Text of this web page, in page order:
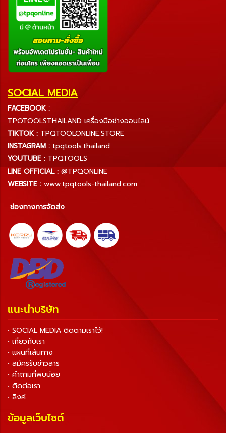
SOCIAL MEDIA
FACEBOOK :
TPQTOOLSTHAILAND เครื่องมือช่างออนไลน์
TIKTOK : TPQTOOLONLINE.STORE
INSTAGRAM : tpqtools.thailand
YOUTUBE : TPQTOOLS
LINE OFFICIAL : @TPQONLINE
WEBSITE : www.tpqtools-thailand.com
ช่องทางการจัดส่ง
แนะนำบริษัท
• SOCIAL MEDIA ติดตามเราไว้!
• เกี่ยวกับเรา
• แผนที่เส้นทาง
• สมัครรับข่าวสาร
• คำถามที่พบบ่อย
• ติดต่อเรา
• ลิงค์
ข้อมูลเว็บไซต์